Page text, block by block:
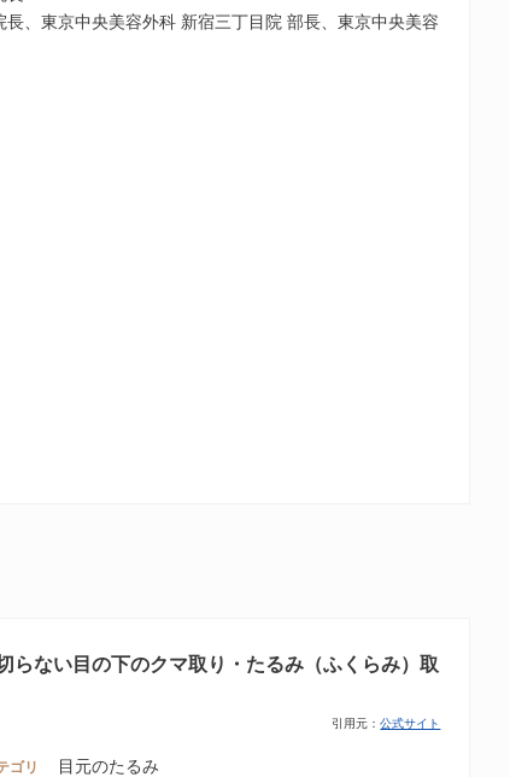
東京中央美容外科 新宿三丁目院 部長、東京中央美容
らない目の下のクマ取り・たるみ（ふくらみ）取
引用元：公式サイト
ゴリ 目元のたるみ